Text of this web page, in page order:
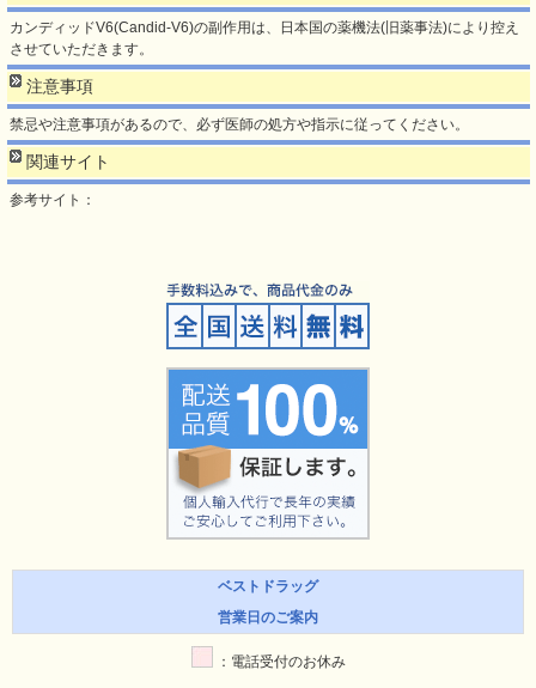
カンディッドV6(Candid-V6)の副作用は、日本国の薬機法(旧薬事法)により控え
させていただきます。
注意事項
禁忌や注意事項があるので、必ず医師の処方や指示に従ってください。
関連サイト
参考サイト：
ベストドラッグ
営業日のご案内
：電話受付のお休み